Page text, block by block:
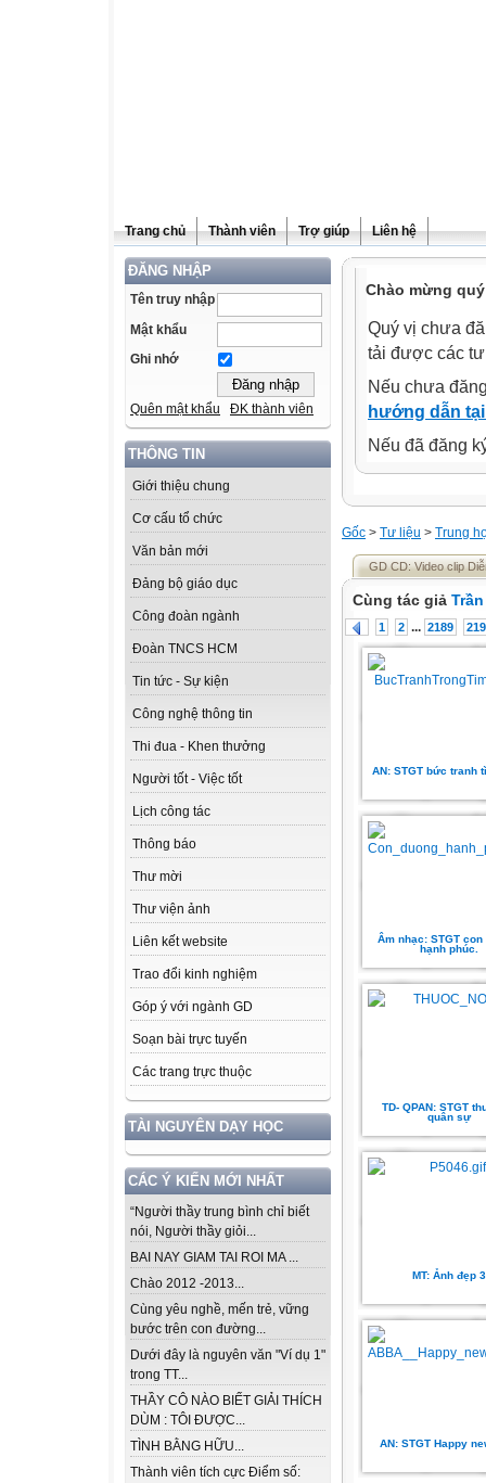
Trang chủ Thành viên Trợ giúp Liên hệ
ĐĂNG NHẬP
Tên truy nhập
Mật khẩu
Ghi nhớ
Quên mật khẩu ĐK thành viên
THÔNG TIN
Giới thiệu chung
Cơ cấu tổ chức
Văn bản mới
Đảng bộ giáo dục
Công đoàn ngành
Đoàn TNCS HCM
Tin tức - Sự kiện
Công nghệ thông tin
Thi đua - Khen thưởng
Người tốt - Việc tốt
Lịch công tác
Thông báo
Thư mời
Thư viện ảnh
Liên kết website
Trao đổi kinh nghiệm
Góp ý với ngành GD
Soạn bài trực tuyến
Các trang trực thuộc
TÀI NGUYÊN DẠY HỌC
CÁC Ý KIẾN MỚI NHẤT
“Người thầy trung bình chỉ biết
nói, Người thầy giỏi...
BAI NAY GIAM TAI ROI MA ...
Chào 2012 -2013...
Cùng yêu nghề, mến trẻ, vững
bước trên con đường...
Dưới đây là nguyên văn "Ví dụ 1"
trong TT...
THẦY CÔ NÀO BIẾT GIẢI THÍCH
DÙM : TÔI ĐƯỢC...
TÌNH BẰNG HỮU...
Thành viên tích cực Điểm số:
Chào mừng
Quý vị chưa
tải được các
Nếu chưa
hướng dẫn
Nếu đã đăng
Gốc > Tư liệu > Trung
GD CD: Video clip
Cùng tác giả
1 2 ... 2189
AN: STGT bức tranh
Âm nhạc: STGT
hạnh phúc.
TD- QPAN: STGT
quân sự
MT: Ảnh đẹp 3
AN: STGT Happy